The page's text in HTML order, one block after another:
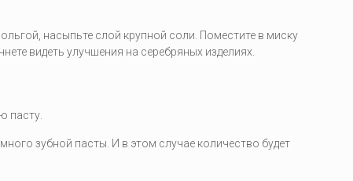
насыпьте слой крупной соли. Поместите в миску
видеть улучшения на серебряных изделиях.
пасту.
зубной пасты. И в этом случае количество будет